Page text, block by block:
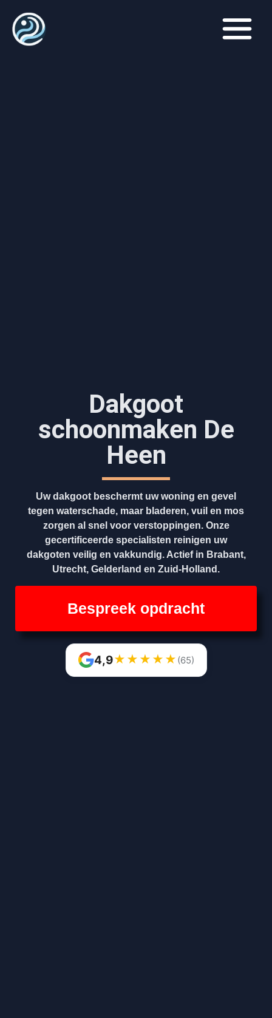
Dakgoot
schoonmaken​ De
Heen
Uw dakgoot beschermt uw woning en gevel
tegen waterschade, maar bladeren, vuil en mos
zorgen al snel voor verstoppingen. Onze
gecertificeerde specialisten reinigen uw
dakgoten veilig en vakkundig. Actief in Brabant,
Utrecht, Gelderland en Zuid-Holland.
Bespreek opdracht
4,9★ ★ ★ ★ ★ (65)